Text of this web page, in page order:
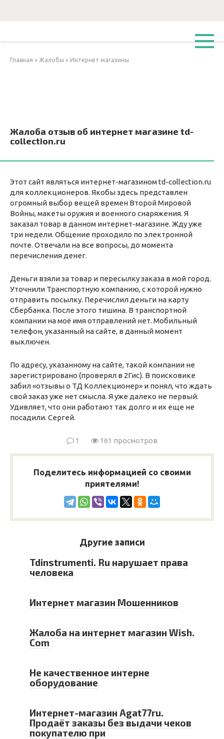
Главная » Жалобы » Интернет магазины
Жалоба отзыв об интернет магазине td-
collection.ru
Этот сайт являться интернет-магазином td-collection.ru
для коллекционеров. Якобы здесь представлен
огромный выбор вещей времен Второй Мировой
Войны, макеты оружия и военного снаряжения. Я
заказал товар в данном интернет-магазине. Жду уже
три недели. Общение проходило по электронной
почте. Отвечали на все вопросы, до момента
перечисления денег.
Деньги взяли за товар и пересылку заказа в мой город.
Уточнили Транспортную компанию, с которой нужно
отправить посылку. Перечислил деньги на карту
Сбербанка. После этого тишина. В транспортной
компании на моё имя отправлений нет. Мобильный
телефон, указанный на сайте, в данный момент
выключен.
По адресу, указанному на сайте, такой компании не
зарегистрировано (проверял в 2Гис). В поисковике
забил «отзывы о ТД Коллекционер» и понял, что ждать
свой заказ уже нет смысла. Я уже далеко не первый.
Удивляет, что они работают так долго и их еще не
посадили. Сергей.
1 161 просмотров
Поделитесь информацией со своими
приятелями!
Другие записи
Tdinstrumenti. Ru нарушает права
человека
Интернет магазин Мошенников
Жалоба на интернет магазин Wish.
Com
Не качественное интерне
оборудование
Интернет-магазин Agat77ru.
Продаёт заказы без выдачи чеков
покупателю при